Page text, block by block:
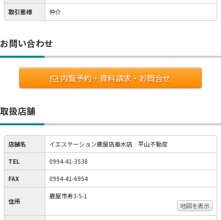
取引態様 仲介
お問い合わせ
内覧予約・資料請求・お問合せ
取扱店舗
店舗名 イエステーション鹿屋店垂水店 平山不動産
TEL 0994-41-3538
FAX 0994-41-6954
住所
鹿屋市寿3-5-1
地図を表示